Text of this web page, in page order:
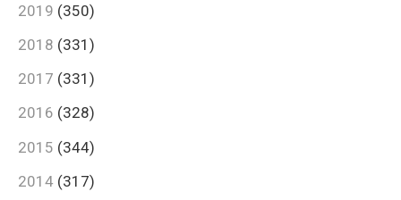
2019 (350)
2018 (331)
2017 (331)
2016 (328)
2015 (344)
2014 (317)